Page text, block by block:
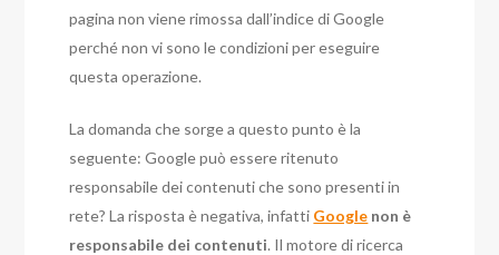
pagina non viene rimossa dall’indice di Google
perché non vi sono le condizioni per eseguire
questa operazione.
La domanda che sorge a questo punto è la
seguente: Google può essere ritenuto
responsabile dei contenuti che sono presenti in
rete? La risposta è negativa, infatti Google non è
responsabile dei contenuti. Il motore di ricerca